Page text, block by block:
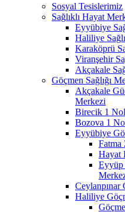
Sosyal Tesislerimiz
Sağlıklı Hayat
Eyyübiye
Haliliye
Karaköprü
Viranşehir
Akçakale
Göçmen Sağlığı
Akçakale
Merkezi
Birecik 1
Bozova 1
Eyyübiye
Fatma
Hayat
Eyyüp
Ceylanpınar
Haliliye